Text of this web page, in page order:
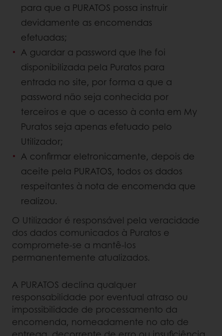
para que a PURATOS possa instruir
devidamente as encomendas
efetuadas;
A guardar a password que lhe foi
disponibilizada pela Puratos para
entrada no site, por forma a que a
password não seja conhecida por
terceiros e que o acesso à conta em My
Puratos seja apenas efetuado pelo
Utilizador;
A confirmar eletronicamente, depois de
aceite pela PURATOS, todos os dados
respeitantes à nota de encomenda que
realizou.
O Utilizador é responsável pela veracidade
dos dados comunicados à Puratos e
compromete-se a mantê-los
permanentemente atualizados.
A PURATOS declina qualquer
responsabilidade por eventual atraso ou
impossibilidade de processamento da
encomenda, nomeadamente no ato de